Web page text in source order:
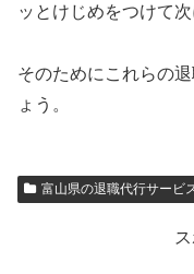
ッとけじめをつけて
そのためにこれらの
ょう。
富山県の退職代行サービ